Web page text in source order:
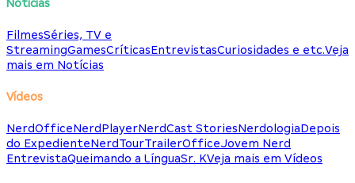
Notícias
FilmesSéries, TV e
StreamingGamesCríticasEntrevistasCuriosidades e etc.Veja
mais em Notícias
Vídeos
NerdOfficeNerdPlayerNerdCast StoriesNerdologiaDepois
do ExpedienteNerdTourTrailerOfficeJovem Nerd
EntrevistaQueimando a LínguaSr. KVeja mais em Vídeos